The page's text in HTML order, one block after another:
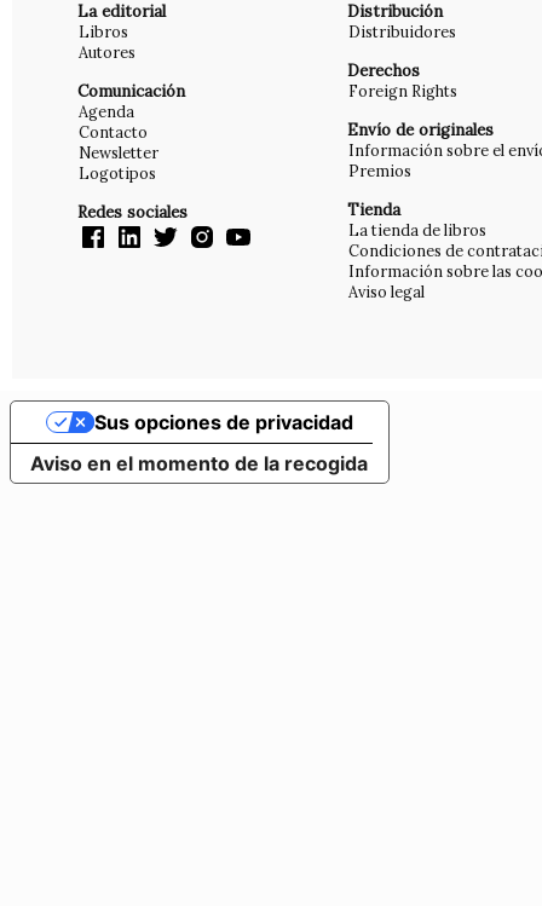
La editorial
Libros
Autores
Comunicación
Agenda
Contacto
Newsletter
Logotipos
Redes sociales
Distribución
Distribuidores
Derechos
Foreign Rights
Envío de originales
Información sobre el
Premios
Tienda
La tienda de libros
Condiciones de
Información sobre las
Aviso legal
Aviso en el momento de la recogida
Sus opciones de privacidad